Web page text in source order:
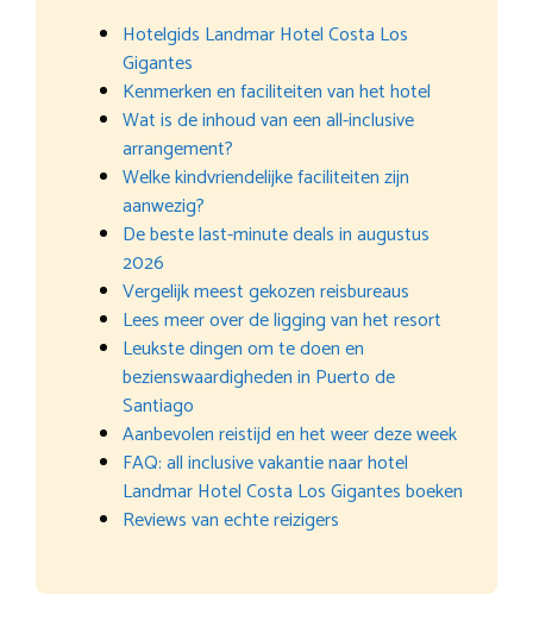
Hotelgids Landmar Hotel Costa Los
Gigantes
Kenmerken en faciliteiten van het hotel
Wat is de inhoud van een all-inclusive
arrangement?
Welke kindvriendelijke faciliteiten zijn
aanwezig?
De beste last-minute deals in augustus
2026
Vergelijk meest gekozen reisbureaus
Lees meer over de ligging van het resort
Leukste dingen om te doen en
bezienswaardigheden in Puerto de
Santiago
Aanbevolen reistijd en het weer deze week
FAQ: all inclusive vakantie naar hotel
Landmar Hotel Costa Los Gigantes boeken
Reviews van echte reizigers